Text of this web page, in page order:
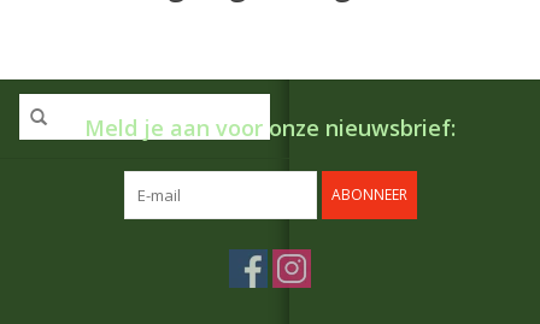
Meld je aan voor onze nieuwsbrief:
ABONNEER